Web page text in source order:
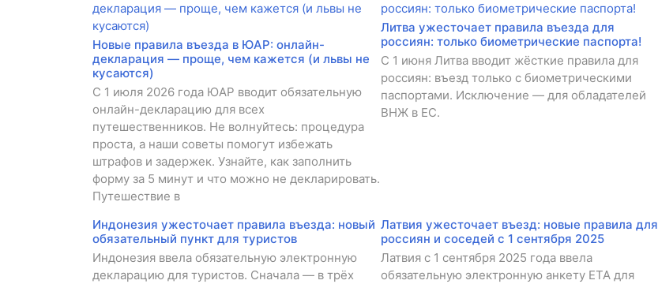
Новые правила въезда в ЮАР: онлайн-
декларация — проще, чем кажется (и львы не
кусаются)
С 1 июля 2026 года ЮАР вводит обязательную
онлайн-декларацию для всех
путешественников. Не волнуйтесь: процедура
проста, а наши советы помогут избежать
штрафов и задержек. Узнайте, как заполнить
форму за 5 минут и что можно не декларировать.
Путешествие в
Литва ужесточает правила въезда для
россиян: только биометрические паспорта!
С 1 июня Литва вводит жёсткие правила для
россиян: въезд только с биометрическими
паспортами. Исключение — для обладателей
ВНЖ в ЕС.
Индонезия ужесточает правила въезда: новый
обязательный пункт для туристов
Индонезия ввела обязательную электронную
декларацию для туристов. Сначала — в трёх
Латвия ужесточает въезд: новые правила для
россиян и соседей с 1 сентября 2025
Латвия с 1 сентября 2025 года ввела
обязательную электронную анкету ETA для